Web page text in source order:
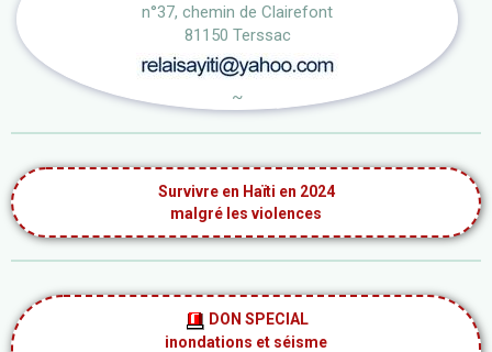
n°37, chemin de Clairefont
81150 Terssac
~
Survivre en Haïti en 2024
malgré les violences
DON SPECIAL
inondations et séisme